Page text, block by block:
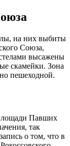
на них выбиты
Союза,
высажены
скамейки. Зона
пешеходной.
Павших
так
о том, что в